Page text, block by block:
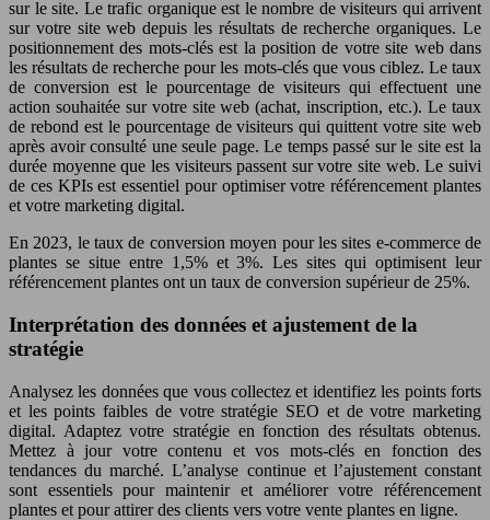
sur le site. Le trafic organique est le nombre de visiteurs qui arrivent
sur votre site web depuis les résultats de recherche organiques. Le
positionnement des mots-clés est la position de votre site web dans
les résultats de recherche pour les mots-clés que vous ciblez. Le taux
de conversion est le pourcentage de visiteurs qui effectuent une
action souhaitée sur votre site web (achat, inscription, etc.). Le taux
de rebond est le pourcentage de visiteurs qui quittent votre site web
après avoir consulté une seule page. Le temps passé sur le site est la
durée moyenne que les visiteurs passent sur votre site web. Le suivi
de ces KPIs est essentiel pour optimiser votre référencement plantes
et votre marketing digital.
En 2023, le taux de conversion moyen pour les sites e-commerce de
plantes se situe entre 1,5% et 3%. Les sites qui optimisent leur
référencement plantes ont un taux de conversion supérieur de 25%.
Interprétation des données et ajustement de la
stratégie
Analysez les données que vous collectez et identifiez les points forts
et les points faibles de votre stratégie SEO et de votre marketing
digital. Adaptez votre stratégie en fonction des résultats obtenus.
Mettez à jour votre contenu et vos mots-clés en fonction des
tendances du marché. L’analyse continue et l’ajustement constant
sont essentiels pour maintenir et améliorer votre référencement
plantes et pour attirer des clients vers votre vente plantes en ligne.